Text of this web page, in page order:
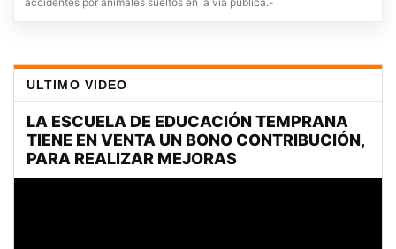
ULTIMO VIDEO